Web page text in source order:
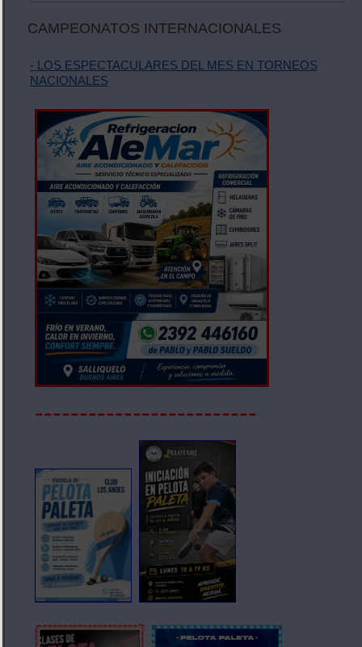
CAMPEONATOS INTERNACIONALES
- LOS ESPECTACULARES DEL MES EN TORNEOS
NACIONALES
-------------------------